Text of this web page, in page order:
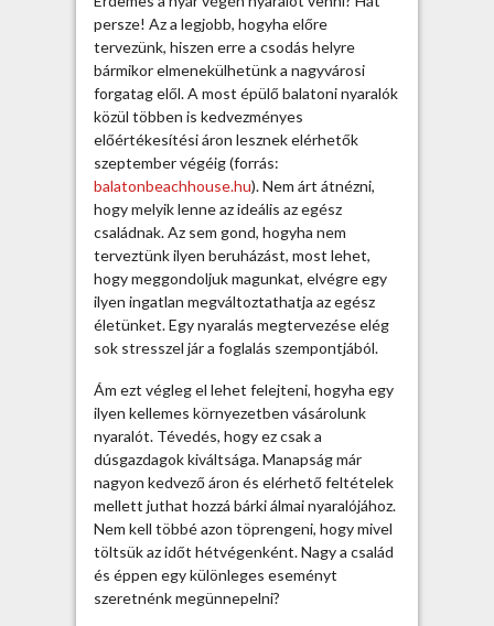
e
i
g
m
é
g
o
l
c
s
ó
b
b
a
n
l
e
t
b
a
t
o
persze! Az a legjobb, hogyha előre
tervezünk, hiszen erre a csodás helyre
bármikor elmenekülhetünk a nagyvárosi
forgatag elől. A most épülő balatoni nyaralók
közül többen is kedvezményes
előértékesítési áron lesznek elérhetők
szeptember végéig (forrás:
balatonbeachhouse.hu). Nem árt átnézni,
hogy melyik lenne az ideális az egész
családnak. Az sem gond, hogyha nem
terveztünk ilyen beruházást, most lehet,
hogy meggondoljuk magunkat, elvégre egy
ilyen ingatlan megváltoztathatja az egész
életünket. Egy nyaralás megtervezése elég
sok stresszel jár a foglalás szempontjából.
Ám ezt végleg el lehet felejteni, hogyha egy
ilyen kellemes környezetben vásárolunk
nyaralót. Tévedés, hogy ez csak a
dúsgazdagok kiváltsága. Manapság már
nagyon kedvező áron és elérhető feltételek
mellett juthat hozzá bárki álmai nyaralójához.
Nem kell többé azon töprengeni, hogy mivel
töltsük az időt hétvégenként. Nagy a család
és éppen egy különleges eseményt
szeretnénk megünnepelni?